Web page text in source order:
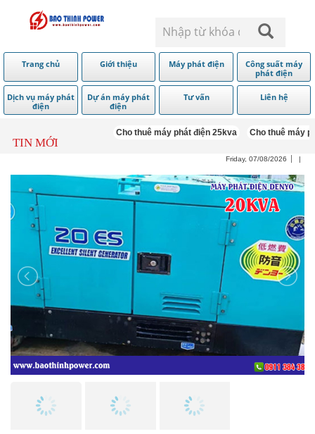
Trang chủ Giới thiệu Máy phát điện
Công suất máy
phát điện
Dịch vụ máy phát
điện
Dự án máy phát
điện
Tư vấn Liên hệ
TIN MỚI
Cho thuê máy phát điện 25kva Cho thuê máy
Friday, 07/08/2026 |